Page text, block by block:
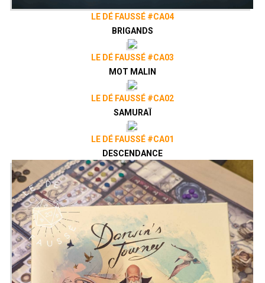
LE DÉ FAUSSÉ #CA04
BRIGANDS
LE DÉ FAUSSÉ #CA03
MOT MALIN
LE DÉ FAUSSÉ #CA02
SAMURAÏ
LE DÉ FAUSSÉ #CA01
DESCENDANCE